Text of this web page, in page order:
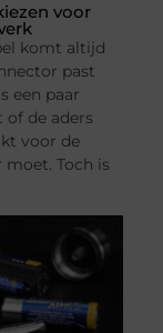
voor
komt altijd
past
een paar
de aders
voor de
Toch is